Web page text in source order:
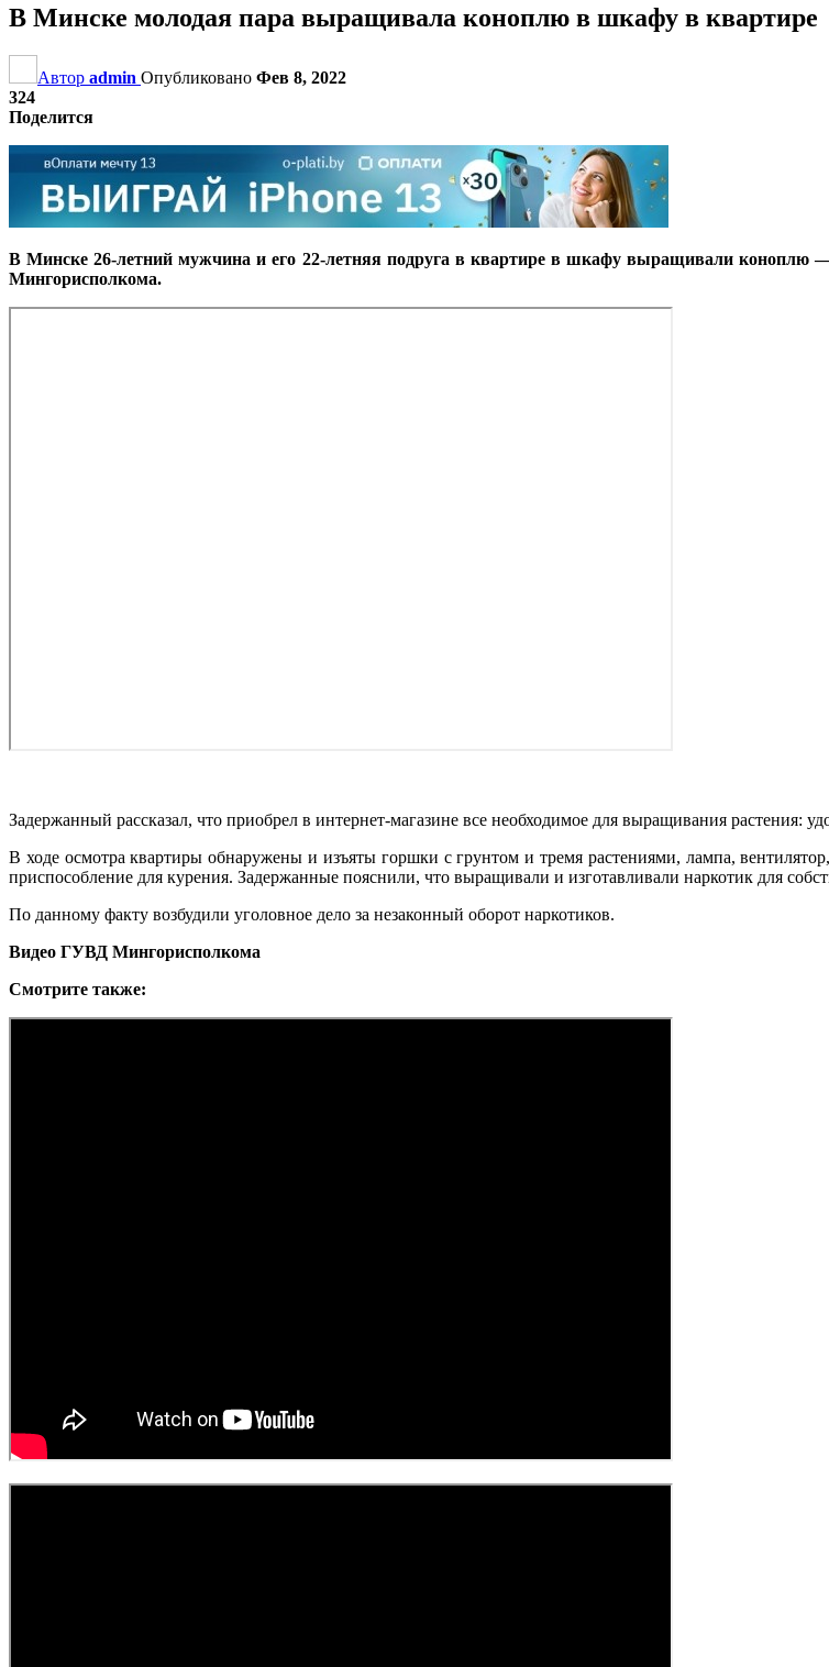
В Минске молодая пара выращивала коноплю в шкафу в квартире
Автор admin Опубликовано Фев 8, 2022
324
Поделится
В Минске 26-летний мужчина и его 22-летняя подруга в квартире в шкафу выращивали коноплю
Мингорисполкома.
Задержанный рассказал, что приобрел в интернет-магазине все необходимое для выращивания растения:
В ходе осмотра квартиры обнаружены и изъяты горшки с грунтом и тремя растениями, лампа,
приспособление для курения. Задержанные пояснили, что выращивали и изготавливали наркотик для
По данному факту возбудили уголовное дело за незаконный оборот наркотиков.
Видео ГУВД Мингорисполкома
Смотрите также: